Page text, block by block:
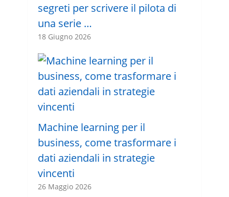
segreti per scrivere il pilota di
una serie …
18 Giugno 2026
Machine learning per il
business, come trasformare i
dati aziendali in strategie
vincenti
26 Maggio 2026